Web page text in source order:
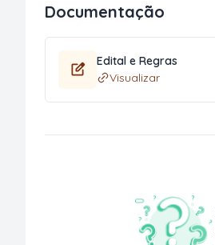
Documentação
Edital e Regras
Visualizar